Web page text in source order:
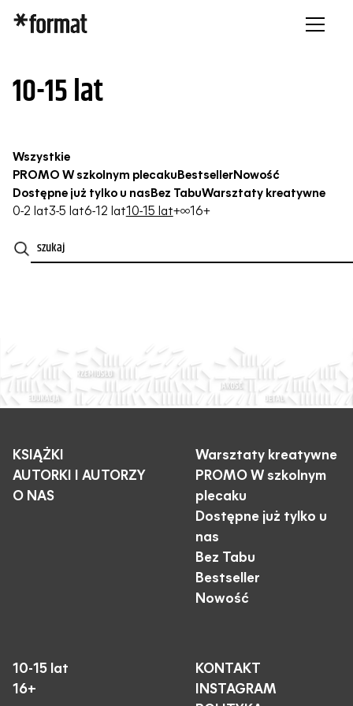
10-15 lat
Wszystkie
PROMO W szkolnym plecaku BestsellerNowość
Dostępne już tylko u nas Bez TabuWarsztaty kreatywne
0-2 lat3-5 lat6-12 lat10-15 lat+∞16+
KSIĄŻKI
AUTORKI I AUTORZY
O NAS
Warsztaty kreatywne
PROMO W szkolnym
plecaku
Dostępne już tylko u
nas
Bez Tabu
Bestseller
Nowość
10-15 lat
16+
KONTAKT
INSTAGRAM